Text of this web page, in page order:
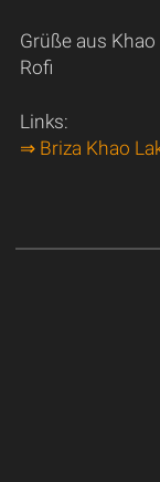
Grüße aus Khao
Rofi
Links:
⇒ Briza Khao